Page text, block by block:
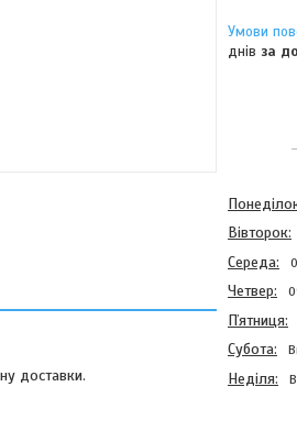
доставки.
днів за
Вівторок
Середа
Четвер
Пʼятниця
Субота
Неділя